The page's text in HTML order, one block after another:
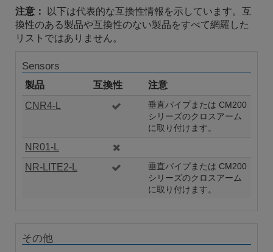
注意：
以下は代表的な互換性情報を示しています。互
換性のある製品や互換性のない製品をすべて網羅した
リストではありません。
Sensors
製品 互換性
注意
CNR4-L
垂直パイプまたは CM200
シリーズのクロスアーム
に取り付けます。
NR01-L
NR-LITE2-L
垂直パイプまたは CM200
シリーズのクロスアーム
に取り付けます。
その他